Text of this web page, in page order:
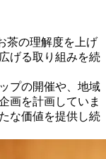
茶の理解度を上げ
げる取り組みを続
プの開催や、地域
画を計画していま
な価値を提供し続